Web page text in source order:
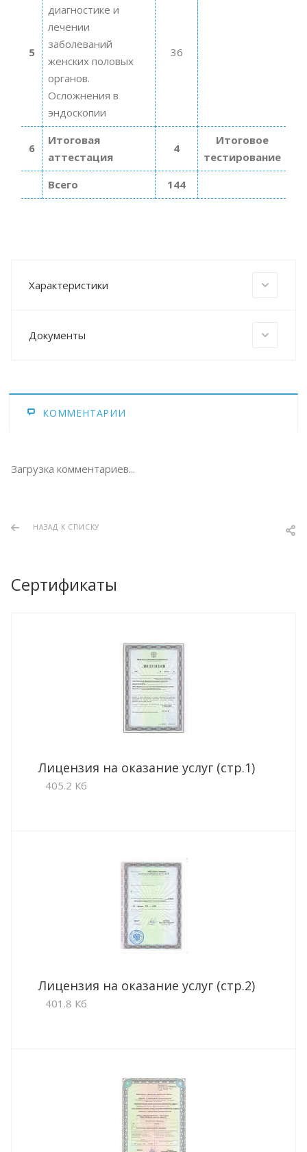
5
диагностике и
лечении
заболеваний
женских половых
органов.
Осложнения в
эндоскопии
36
6
Итоговая
аттестация
4
Итоговое
тестирование
Всего
144
Характеристики
Документы
КОММЕНТАРИИ
Загрузка комментариев...
НАЗАД К СПИСКУ
Сертификаты
Лицензия на оказание услуг (стр.1)
405.2 Кб
Лицензия на оказание услуг (стр.2)
401.8 Кб